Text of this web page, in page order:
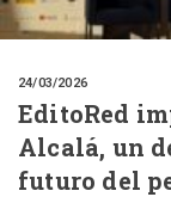
24/03/2026
EditoRed
Alcalá, un
futuro del